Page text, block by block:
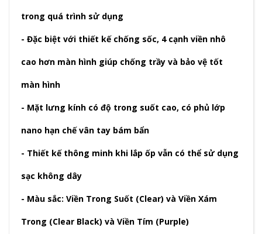
trong quá trình sử dụng
- Đặc biệt với thiết kế chống sốc, 4 cạnh viền nhô
cao hơn màn hình giúp chống trầy và bảo vệ tốt
màn hình
- Mặt lưng kính có độ trong suốt cao, có phủ lớp
nano hạn chế vân tay bám bẩn
- Thiết kế thông minh khi lắp ốp vẫn có thể sử dụng
sạc không dây
- Màu sắc: Viền Trong Suốt (Clear) và Viền Xám
Trong (Clear Black) và Viền Tím (Purple)